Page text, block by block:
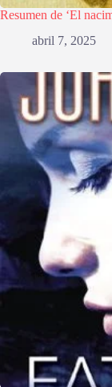
Resumen de ‘El
abril 7, 2025